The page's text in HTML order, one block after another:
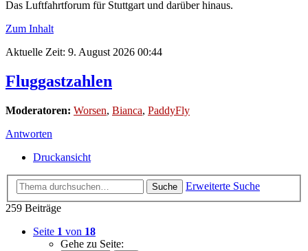
Das Luftfahrtforum für Stuttgart und darüber hinaus.
Zum Inhalt
Aktuelle Zeit: 9. August 2026 00:44
Fluggastzahlen
Moderatoren: Worsen, Bianca, PaddyFly
Antworten
Druckansicht
Suche
Erweiterte Suche
259 Beiträge
Seite 1 von 18
Gehe zu Seite: